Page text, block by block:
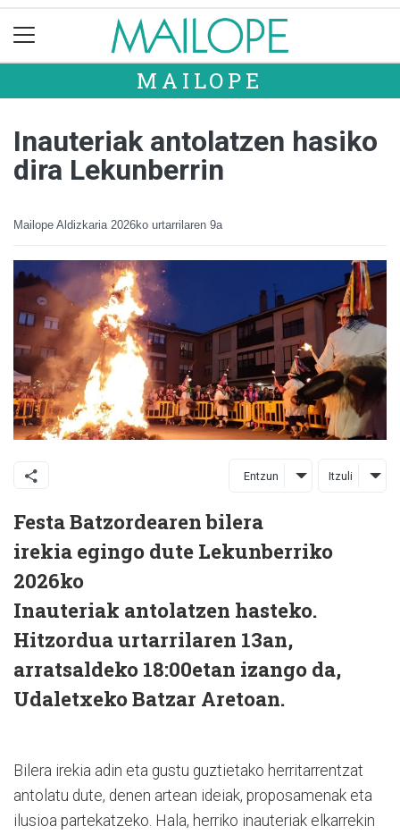
MAILOPE
Inauteriak antolatzen hasiko
dira Lekunberrin
Mailope Aldizkaria 2026ko urtarrilaren 9a
Entzun Itzuli
Festa Batzordearen bilera
irekia egingo dute Lekunberriko
2026ko
Inauteriak antolatzen hasteko.
Hitzordua urtarrilaren 13an,
arratsaldeko 18:00etan izango da,
Udaletxeko Batzar Aretoan.
Bilera irekia adin eta gustu guztietako herritarrentzat
antolatu dute, denen artean ideiak, proposamenak eta
ilusioa partekatzeko . Hala, herriko inauteriak elkarrekin